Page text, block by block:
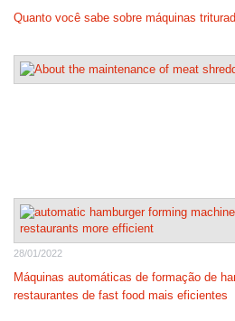
Quanto você sabe sobre máquinas
28/01/2022
Máquinas automáticas de formação de
restaurantes de fast food mais eficientes